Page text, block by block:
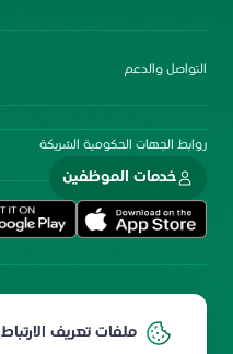
ملفات تعريف الارتباط
التواصل والدعم
روابط الجهات الحكومية الشريكة
خدمات الموظفين